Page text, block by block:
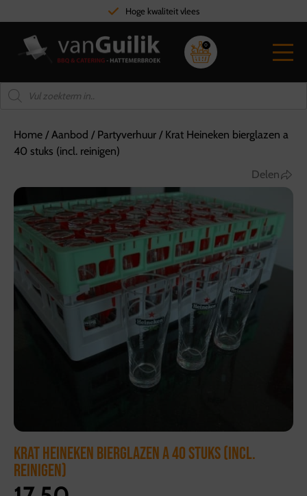
Hoge kwaliteit vlees
0
Home /Aanbod / Partyverhuur / Krat Heineken bierglazen a
40 stuks (incl. reinigen)
KRAT HEINEKEN BIERGLAZEN A 40 STUKS (INCL.
REINIGEN)
Delen